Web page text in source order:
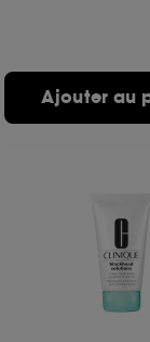
Ajouter au